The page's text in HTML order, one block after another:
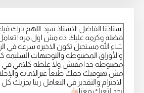
استاذنا الفاضل الاستاذ سيد اللهم بارك فيك
فضله وكرمه عليك ده مش اول مره اتعامل
شاء الله مستحيل تكون الاخيره سرعه في الرد
والأوراق المضبوطه والتوجيهات السليمه كل
مضبوطه جدا مفيش ولا غلطه كلامي في
مش هيوفيك حقك طبعاً غيرالامانه
الاحترام والتقدير في التعامل ربنا يجزيك كل
بجد لتعبك معنا